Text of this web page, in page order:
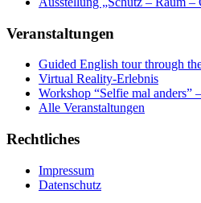
Veranstaltungen
Guided English tour through
Virtual Reality-Erlebnis
Workshop “Selfie mal anders”
Alle Veranstaltungen
Rechtliches
Impressum
Datenschutz